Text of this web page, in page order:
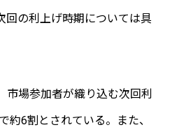
回の利上げ時期については具
市場参加者が織り込む次回利
約6割とされている。また、